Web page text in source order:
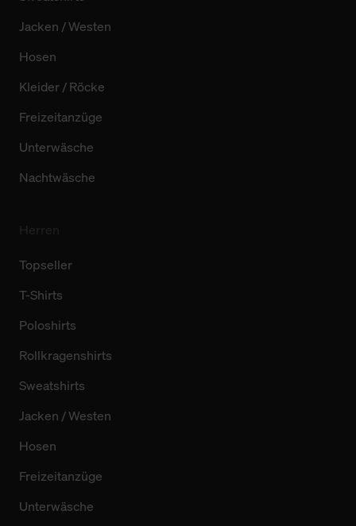
Jacken / Westen
Hosen
Kleider / Röcke
Freizeitanzüge
Unterwäsche
Nachtwäsche
Topseller
T-Shirts
Poloshirts
Rollkragenshirts
Sweatshirts
Jacken / Westen
Hosen
Freizeitanzüge
Unterwäsche